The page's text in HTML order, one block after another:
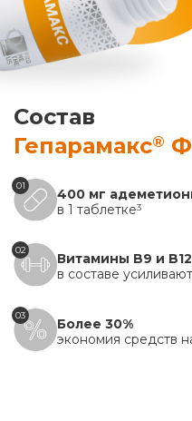
Состав
Гепарамакс®
01
400 мг
в 1 таблетке3
02
Витамины B9 и B12
в составе
03
Более 30%
экономия средств